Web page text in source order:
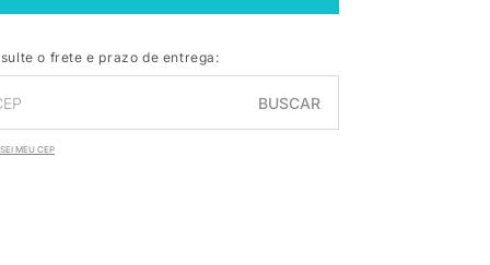
o frete e prazo de entrega:
BUSCAR
MEU CEP